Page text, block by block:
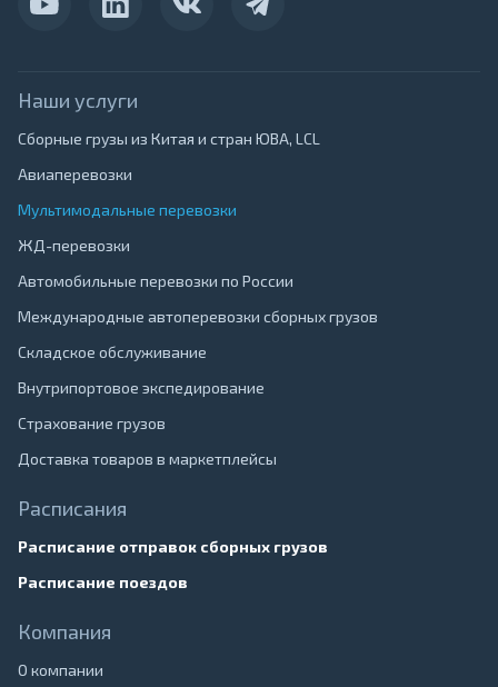
Наши услуги
Сборные грузы из Китая и стран ЮВА, LCL
Авиаперевозки
Мультимодальные перевозки
ЖД-перевозки
Автомобильные перевозки по России
Международные автоперевозки сборных грузов
Складское обслуживание
Внутрипортовое экспедирование
Страхование грузов
Доставка товаров в маркетплейсы
Расписания
Расписание отправок сборных грузов
Расписание поездов
Компания
О компании